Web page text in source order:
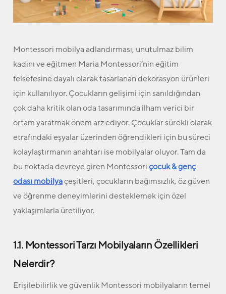
Montessori mobilyaadlandırması, unutulmaz bilim
kadını ve eğitmen Maria Montessori’nin eğitim
felsefesine dayalı olarak tasarlanan dekorasyon ürünleri
için kullanılıyor. Çocukların gelişimi için sanıldığından
çok daha kritik olan oda tasarımında ilham verici bir
ortam yaratmak önem arz ediyor. Çocuklar sürekli olarak
etrafındaki eşyalar üzerinden öğrendikleri için bu süreci
kolaylaştırmanın anahtarı ise mobilyalar oluyor. Tam da
bu noktada devreye giren Montessoriçocuk & genç
odası mobilyaçeşitleri, çocukların bağımsızlık, öz güven
ve öğrenme deneyimlerini desteklemek için özel
yaklaşımlarla üretiliyor.
1.1. Montessori Tarzı Mobilyaların Özellikleri
Nelerdir?
Erişilebilirlik ve güvenlik Montessori mobilyaların temel